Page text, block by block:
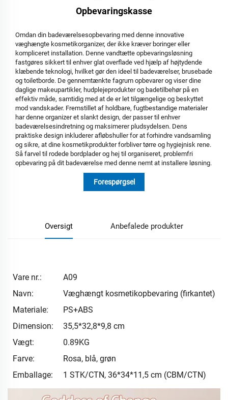
Opbevaringskasse
Omdan din badeværelsesopbevaring med denne innovative
væghængte kosmetikorganizer, der ikke kræver boringer eller
kompliceret installation. Denne vandtætte opbevaringsløsning
fastgøres sikkert til enhver glat overflade ved hjælp af højtydende
klæbende teknologi, hvilket gør den ideel til badeværelser, brusebade
og toiletborde. De gennemtænkte fagrum opbevarer og viser dine
daglige makeupartikler, hudplejeprodukter og badetilbehør på en
effektiv måde, samtidig med at de er let tilgængelige og beskyttet
mod vandskader. Fremstillet af holdbare, fugtbestandige materialer
har denne organizer et slankt design, der passer til enhver
badeværelsesindretning og maksimerer pludsydelsen. Dens
praktiske design inkluderer afløbshuller for at forhindre vandsamling
og sikre, at dine kosmetikprodukter forbliver tørre og hygiejnisk rene.
Så farvel til rodede bordplader og hej til organiseret, problemfri
opbevaring på dit badeværelse med denne nemt at installere løsning.
Forespørgsel
Oversigt Anbefalede produkter
Vare nr.:
A09
Navn:
Væghængt kosmetikopbevaring (firkantet)
Materiale:
PS+ABS
Dimension:
35,5*32,8*9,8 cm
Vægt:
0.89KG
Farve:
Rosa, blå, grøn
Emballage:
1 STK/CTN, 36*34*11,5 cm (CBM/CTN)